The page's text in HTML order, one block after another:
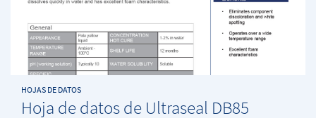
HOJAS DE DATOS
Hoja de datos de Ultraseal DB85